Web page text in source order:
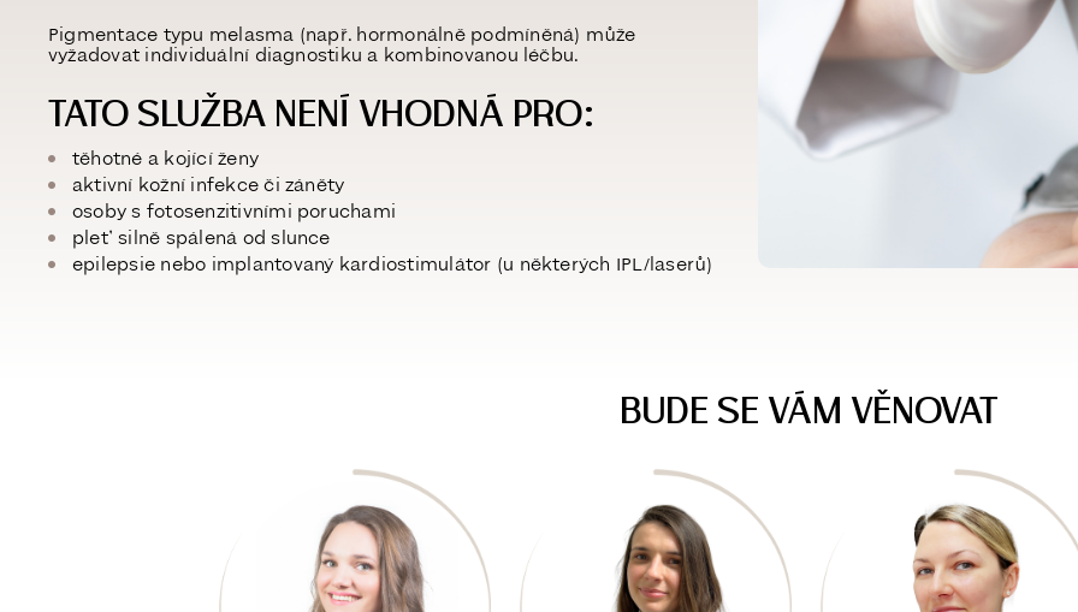
Pigmentace typu melasma (např. hormonálně podmíněná) může
vyžadovat individuální diagnostiku a kombinovanou léčbu.
TATO SLUŽBA NENÍ VHODNÁ PRO:
těhotné a kojící ženy
aktivní kožní infekce či záněty
osoby s fotosenzitivními poruchami
pleť silně spálená od slunce
epilepsie nebo implantovaný kardiostimulátor (u některých IPL/laserů)
BUDE SE VÁM VĚNOVAT